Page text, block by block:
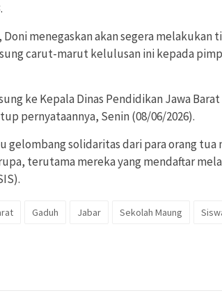
menegaskan akan segera melakukan
carut-marut kelulusan ini kepada
ke Kepala Dinas Pendidikan Jawa
pernyataannya, Senin (08/06/2026).
gelombang solidaritas dari para orang tua
terutama mereka yang mendaftar
Gaduh Jabar Sekolah Maung